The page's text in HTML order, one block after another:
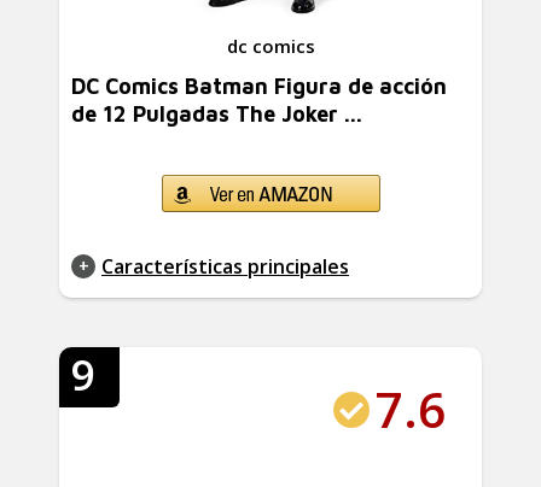
dc comics
DC Comics Batman Figura de acción
de 12 Pulgadas The Joker ...
Características principales
9
7.6